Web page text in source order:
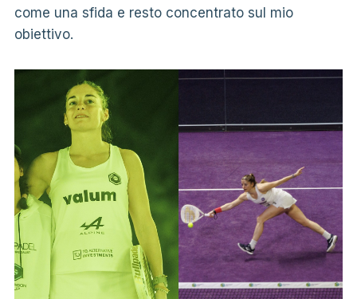
come una sfida e resto concentrato sul mio
obiettivo.